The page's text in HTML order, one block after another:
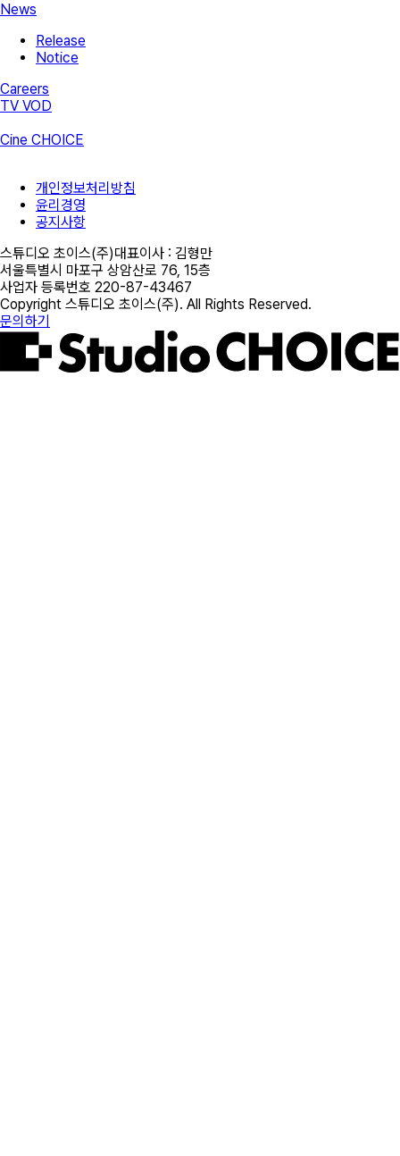
News
Release
Notice
Careers
TV VOD
Cine CHOICE
개인정보처리방침
윤리경영
공지사항
스튜디오 초이스(주)대표이사 : 김형만
서울특별시 마포구 상암산로 76, 15층
사업자 등록번호 220-87-43467
Copyright 스튜디오 초이스(주). All Rights Reserved.
문의하기